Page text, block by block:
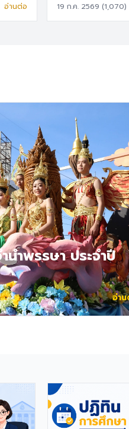
าสตร์
ษา
าร
ติดต่อ
องอื่น
ำตัว
อ่านต่อ 19 ก.ค. 2569 (1,070)
นำพรรษา ประจำปี
อ่า